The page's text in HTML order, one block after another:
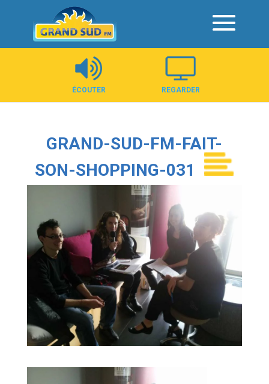
Panneau de gestion des cookies
ÉCOUTER REGARDER
GRAND-SUD-FM-FAIT-
SON-SHOPPING-031